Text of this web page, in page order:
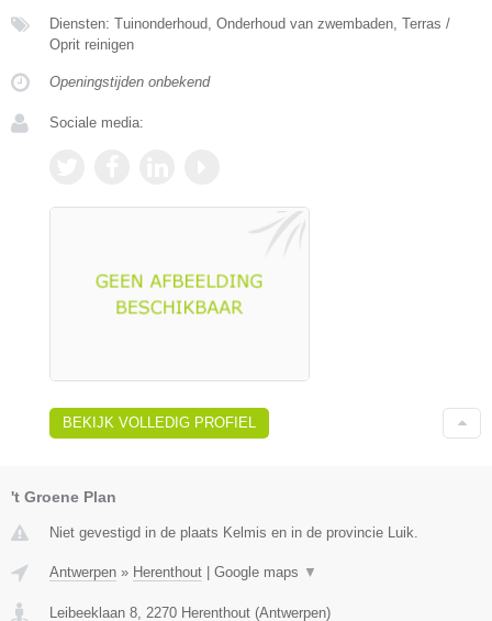
Diensten: Tuinonderhoud, Onderhoud van zwembaden, Terras /
Oprit reinigen
Openingstijden onbekend
Sociale media:
BEKIJK VOLLEDIG PROFIEL
't Groene Plan
Niet gevestigd in de plaats Kelmis en in de provincie Luik.
Antwerpen » Herenthout Google maps ▼
Leibeeklaan 8 2270 Herenthout (Antwerpen)